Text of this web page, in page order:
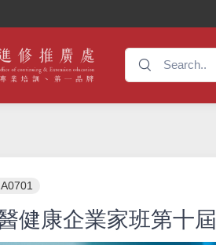
健康企業家班第十屆